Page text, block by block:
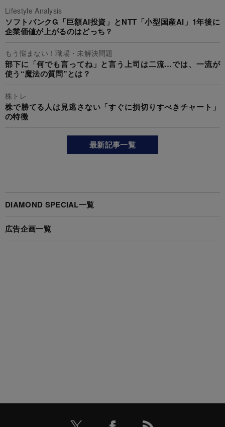
Lifestyle Analysis
ソフトバンクG「巨額AI投資」とNTT「小型国産AI」1年後に
企業価値が上がるのはどっち？
もう悩まない！職場・未解決問題
部下に「何でも言ってね」と言う上司は二流…では、一流が
使う“魔法の質問”とは？
株トレ
株で勝てる人は見逃さない「すぐに損切りすべきチャート」
の特徴
最新記事一覧
DIAMOND SPECIAL一覧
広告企画一覧